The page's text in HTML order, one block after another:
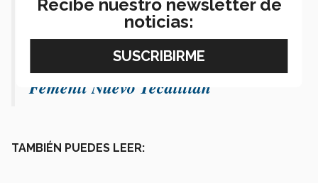
#historiadelarte #artista
♬ El Son de la Negra - Mariachi
Nuevo Tecalitlán & Mariachi
Femenil Nuevo Tecalitlan
TAMBIÉN PUEDES LEER:
Recibe nuestro newsletter de
noticias: